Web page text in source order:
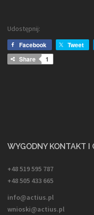
Udostępnij:
Facebook
Tweet
Share
1
WYGODNY KONTAKT I
+48 519 595 787
+48 505 433 665
info@actius.pl
wnioski@actius.pl